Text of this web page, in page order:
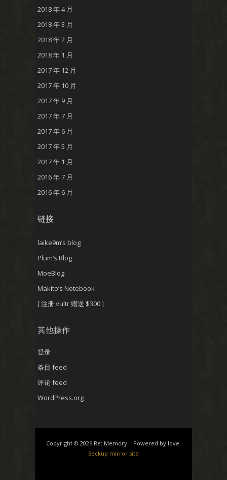
2018 年 4 月
2018 年 3 月
2018 年 2 月
2018 年 1 月
2017 年 12 月
2017 年 10 月
2017 年 9 月
2017 年 7 月
2017 年 6 月
2017 年 5 月
2017 年 1 月
2016 年 7 月
2016 年 6 月
链接
laike9m’s blog
Plum’s Blog
MoeBlog
Makito’s Notebook
[ 注册 vultr 赠送 $300 ]
其他操作
登录
条目 feed
评论 feed
WordPress.org
Copyright © 2026 Re: Memory. Powered by love.
Backup mirror site